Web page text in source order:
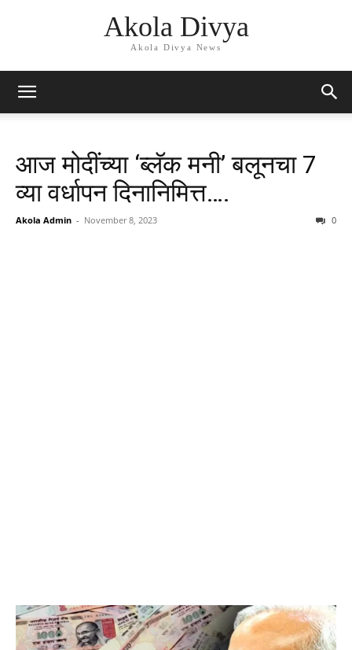
Akola Divya
Akola Divya News
आज मोदींच्या ‘ब्लॅक मनी’ बलूनचा 7
व्या वर्धापन दिनानिमित्त….
Akola Admin - November 8, 2023 0